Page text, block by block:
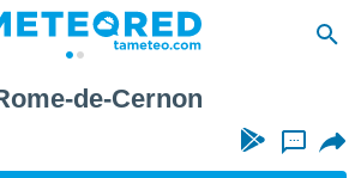
de-Cernon
...